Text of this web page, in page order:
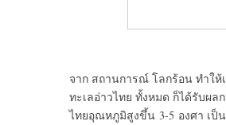
จาก สถานการณ์ โลกร้อน ทำใ
ทะเลอ่าวไทย ทั้งหมด ก็ได้รับผ
ไทยอุณหภูมิสูงขึ้น 3-5 องศา เป็